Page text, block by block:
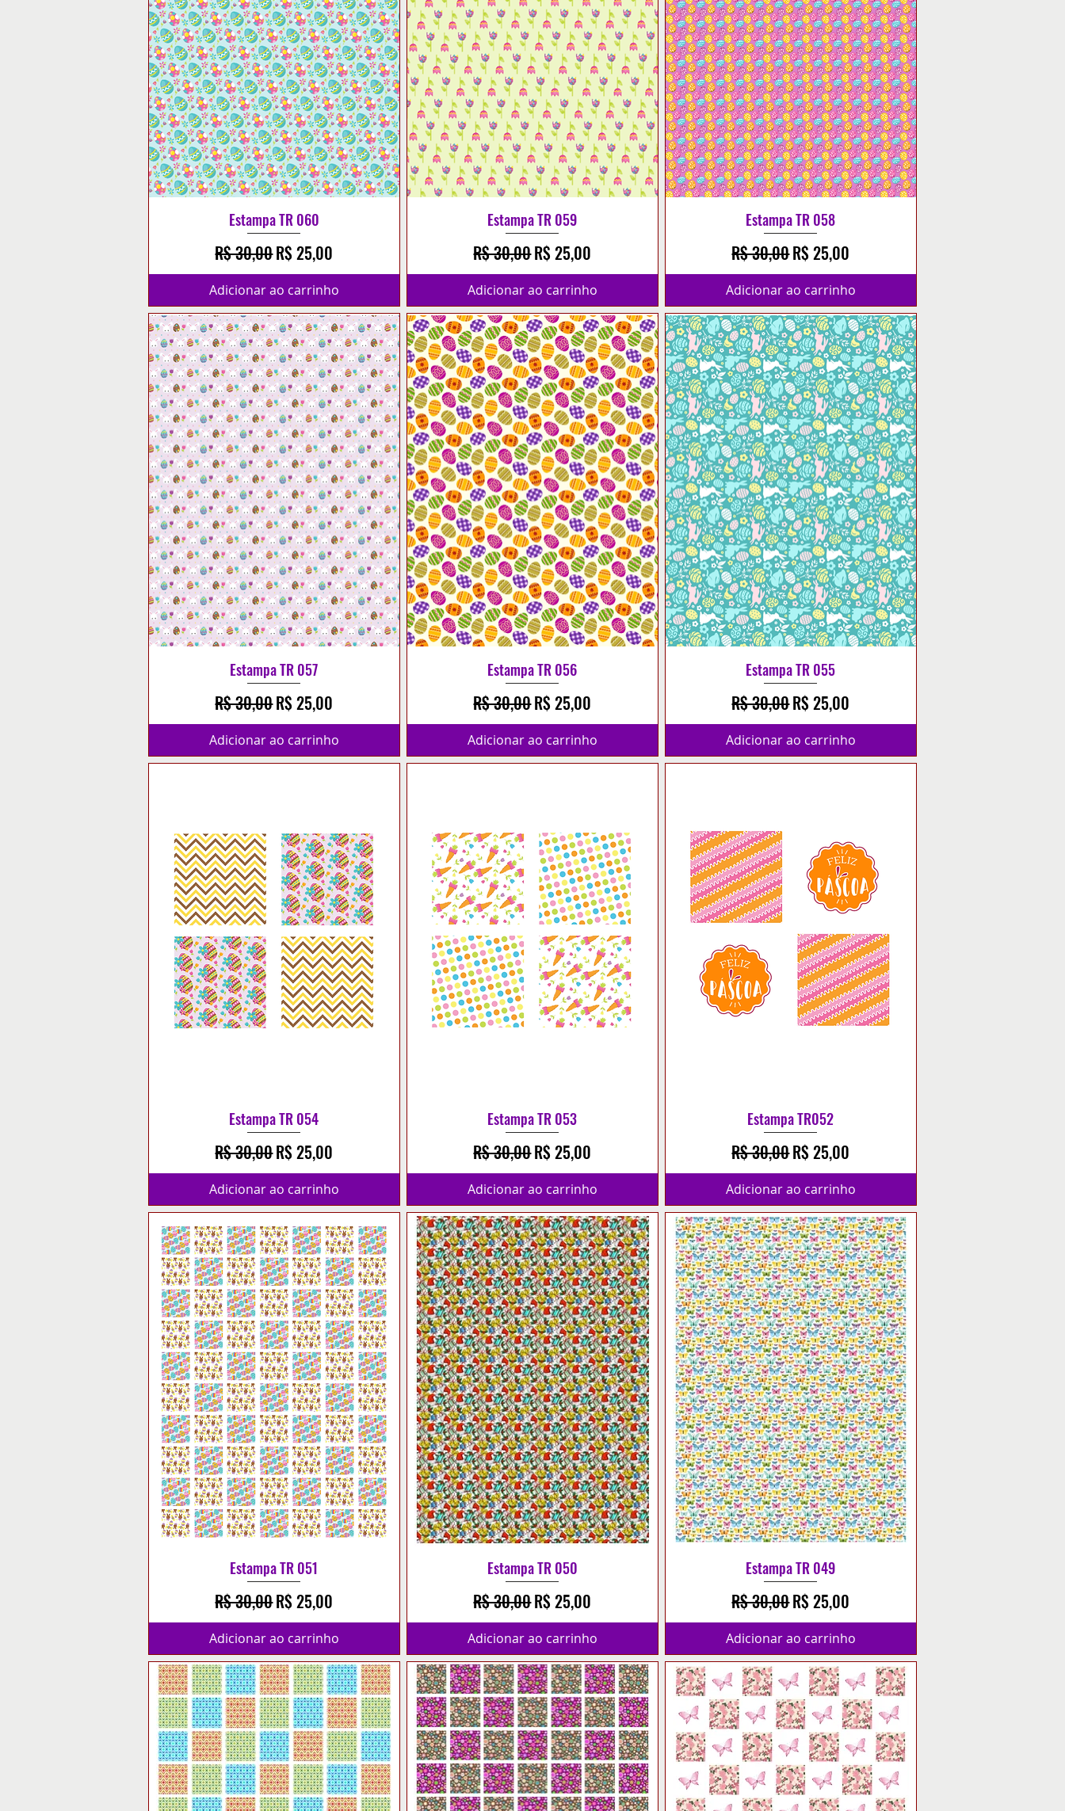
Estampa TR 060
Preço normal
R$ 30,00Preço promocional
R$ 25,00
Adicionar ao carrinho
Estampa TR 059
Preço normal
R$ 30,00Preço promocional
R$ 25,00
Adicionar ao carrinho
Estampa TR 058
Preço normal
R$ 30,00Preço promocional
R$ 25,00
Adicionar ao carrinho
Estampa TR 057
Preço normal
R$ 30,00Preço promocional
R$ 25,00
Adicionar ao carrinho
Estampa TR 056
Preço normal
R$ 30,00Preço promocional
R$ 25,00
Adicionar ao carrinho
Estampa TR 055
Preço normal
R$ 30,00Preço promocional
R$ 25,00
Adicionar ao carrinho
Estampa TR 054
Preço normal
R$ 30,00Preço promocional
R$ 25,00
Adicionar ao carrinho
Estampa TR 053
Preço normal
R$ 30,00Preço promocional
R$ 25,00
Adicionar ao carrinho
Estampa TR052
Preço normal
R$ 30,00Preço promocional
R$ 25,00
Adicionar ao carrinho
Estampa TR 051
Preço normal
R$ 30,00Preço promocional
R$ 25,00
Adicionar ao carrinho
Estampa TR 050
Preço normal
R$ 30,00Preço promocional
R$ 25,00
Adicionar ao carrinho
Estampa TR 049
Preço normal
R$ 30,00Preço promocional
R$ 25,00
Adicionar ao carrinho